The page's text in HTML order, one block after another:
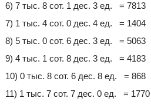
6) 7 тыс. 8 сот. 1 дес. 3 ед. = 7813
7) 1 тыс. 4 сот. 0 дес. 4 ед. = 1404
8) 5 тыс. 0 сот. 6 дес. 3 ед. = 5063
9) 4 тыс. 1 сот. 8 дес. 3 ед. = 4183
10) 0 тыс. 8 сот. 6 дес. 8 ед. = 868
11) 1 тыс. 7 сот. 7 дес. 0 ед. = 1770